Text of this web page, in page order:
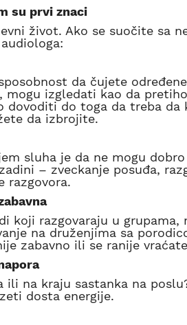
su prvi znaci
život. Ako se suočite sa
da čujete
mogu izgledati kao da
dovoditi do toga da treba da
da izbrojite.
sluha je da ne mogu
– zveckanje posuđa,
razgovora.
koji razgovaraju u
na druženjima sa
zabavno ili se ranije
ili na kraju sastanka na
dosta energije.